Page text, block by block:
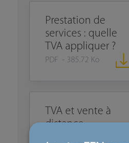
Prestation de
services : quelle
TVA appliquer ?
PDF - 385.72 Ko
TVA et vente à
distance